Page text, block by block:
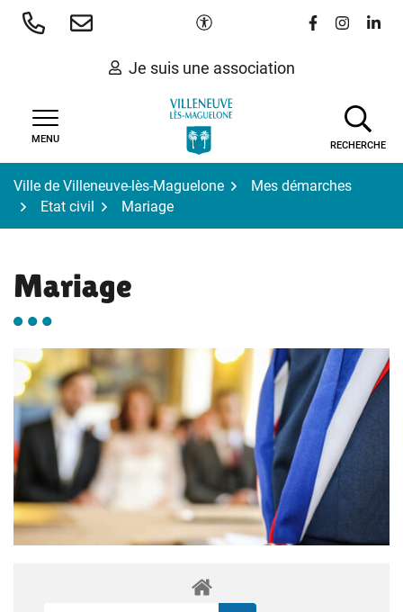
Aller
Paramètres d'accessibilité
Lien vers le
Lien vers
Lien
Je suis une association
MENU
RECHERCHE
Ville de Villeneuve-lès-Maguelone
Mes démarches
Etat civil
Mariage
Mariage